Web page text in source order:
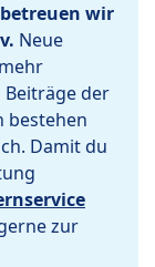
wir
Neue
Beiträge der
bestehen
Damit du
zur